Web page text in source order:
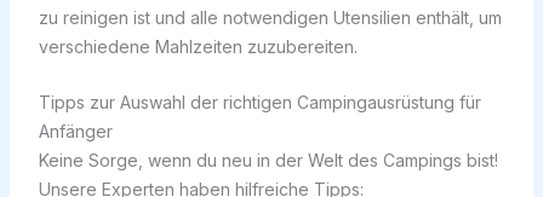
zu reinigen ist und alle notwendigen Utensilien enthält, um
verschiedene Mahlzeiten zuzubereiten.
Tipps zur Auswahl der richtigen Campingausrüstung für
Anfänger
Keine Sorge, wenn du neu in der Welt des Campings bist!
Unsere Experten haben hilfreiche Tipps: